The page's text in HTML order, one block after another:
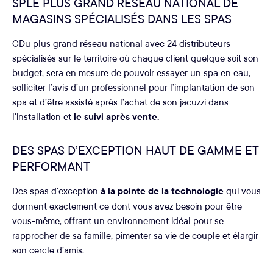
MAGASINS SPÉCIALISÉS DANS LES SPAS
CDu plus grand réseau national avec 24 distributeurs
spécialisés sur le territoire où chaque client quelque soit son
budget, sera en mesure de pouvoir essayer un spa en eau,
solliciter l’avis d’un professionnel pour l’implantation de son
spa et d’être assisté après l’achat de son jacuzzi dans
l’installation et le suivi après vente.
DES SPAS D’EXCEPTION HAUT DE GAMME ET
PERFORMANT
Des spas d’exception à la pointe de la technologie qui vous
donnent exactement ce dont vous avez besoin pour être
vous-même, offrant un environnement idéal pour se
rapprocher de sa famille, pimenter sa vie de couple et élargir
son cercle d’amis.